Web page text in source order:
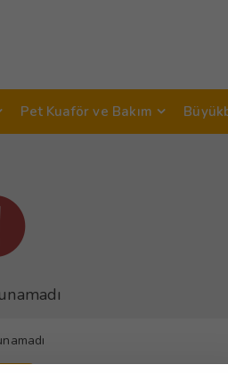
Pet Kuaför ve Bakım